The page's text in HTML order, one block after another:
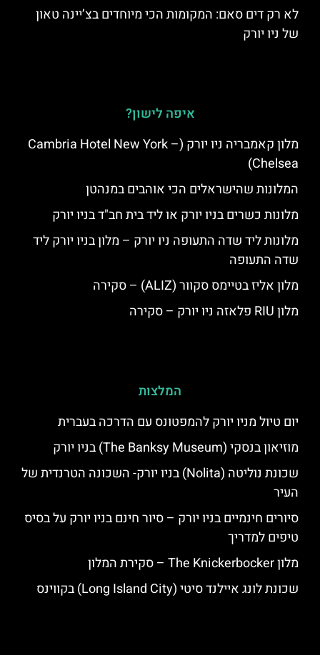
לא רק דים סאם: המקומות הכי מיוחדים בצ’יינה טאון
של ניו יורק
איפה לישון?
מלון קאמבריה ניו יורק (Cambria Hotel New York –
Chelsea)
המלונות שהישראלים הכי אוהבים במנהטן
מלונות כשרים בניו יורק או ליד בית חב"ד בניו יורק
מלונות ליד שדה התעופה ניו יורק – מלון בניו יורק ליד
שדה התעופה
מלון אליז בטיימס סקוור (ALIZ) – סקירה
מלון RIU פלאזה ניו יורק – סקירה
המלצות
יום טיול מניו יורק להמפטונס עם הדרכה בעברית
מוזיאון בנסקי (The Banksy Museum) בניו יורק
שכונת נוליטה (Nolita) בניו יורק- השכונה הטרנדית של
העיר
סיורים חינמיים בניו יורק – סיור חינם בניו יורק על בסיס
טיפים למדריך
מלון The Knickerbocker – סקירת המלון
שכונת לונג איילנד סיטי (Long Island City) בקווינס